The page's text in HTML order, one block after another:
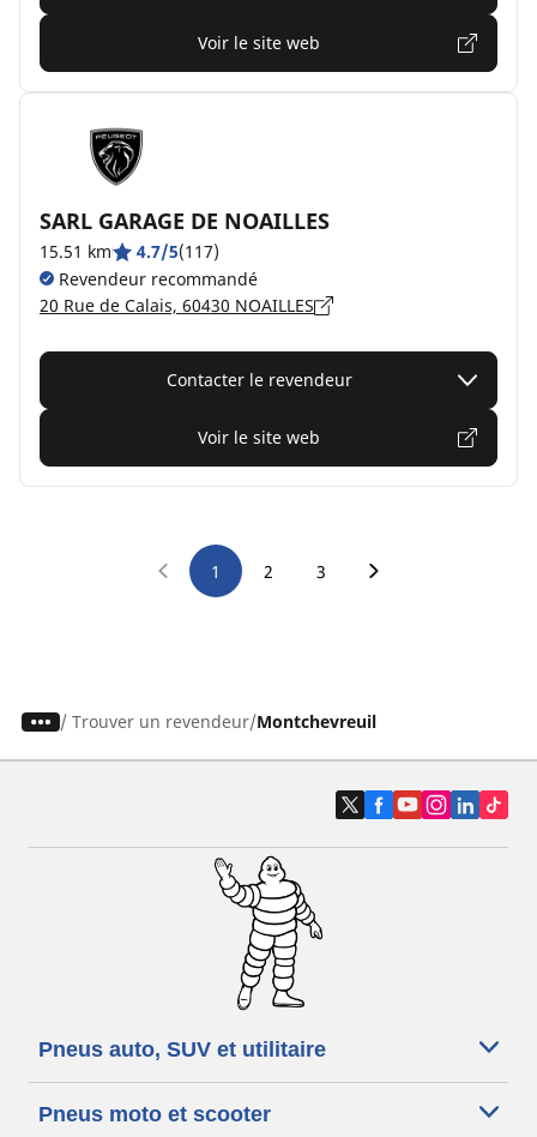
Voir le site web
SARL GARAGE DE NOAILLES
15.51 km 4.7/5(117)
Revendeur recommandé
20 Rue de Calais, 60430 NOAILLES
Contacter le revendeur
Voir le site web
1 2 3
/ Trouver un revendeur Montchevreuil
Pneus auto, SUV et utilitaire
Pneus moto et scooter